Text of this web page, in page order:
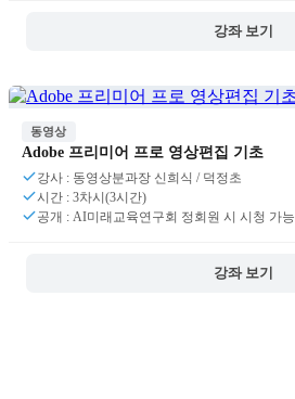
강좌 보기
동영상
Adobe 프리미어 프로 영상편집 기초
강사 : 동영상분과장 신희식 / 덕정초
시간 : 3차시(3시간)
공개 : AI미래교육연구회 정회원 시 시청 가능
강좌 보기